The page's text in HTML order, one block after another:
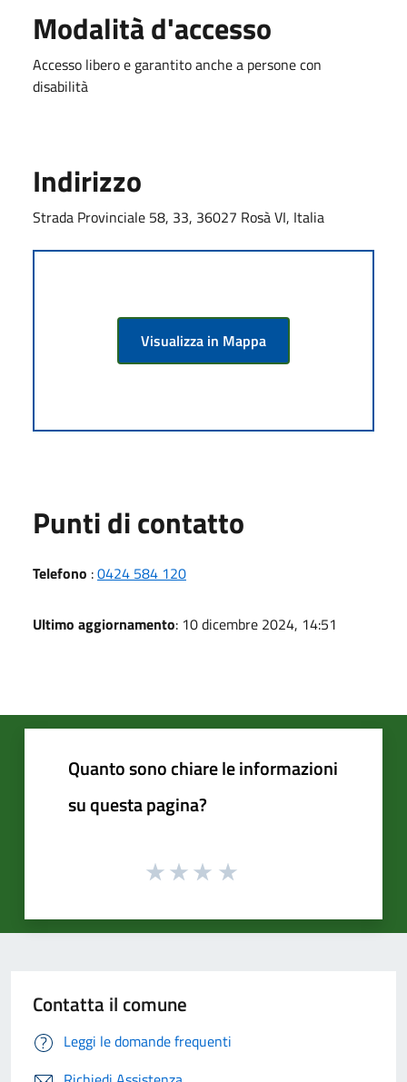
Modalità d'accesso
Accesso libero e garantito anche a persone con
disabilità
Indirizzo
Strada Provinciale 58, 33, 36027 Rosà VI, Italia
Visualizza in Mappa
Punti di contatto
Telefono :0424 584 120
Ultimo aggiornamento: 10 dicembre 2024, 14:51
Quanto sono chiare le informazioni
su questa pagina?
Contatta il comune
Leggi le domande frequenti